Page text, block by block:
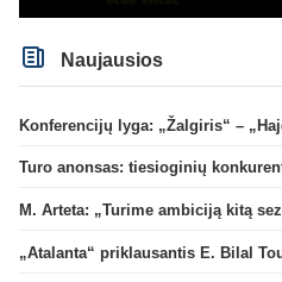
Naujausios
Turo anonsas: tiesioginių
M. Arteta: „Turime ambiciją kitą